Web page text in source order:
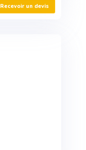
Recevoir un devis